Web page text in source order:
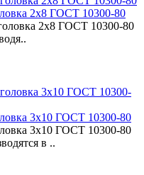
2x8 ГОСТ 10300-80
2x8 ГОСТ 10300-80
3x10 ГОСТ 10300-80
3x10 ГОСТ 10300-80
в ..